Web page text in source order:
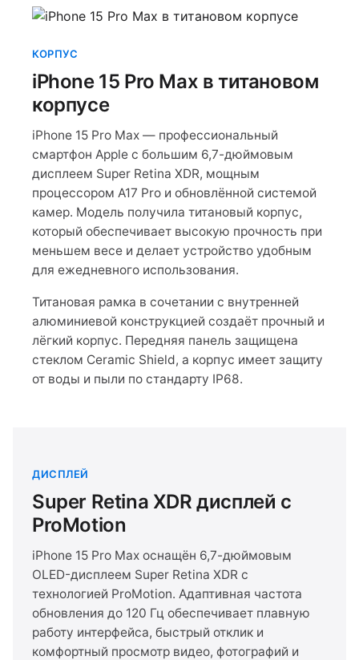
КОРПУС
iPhone 15 Pro Max в титановом
корпусе
iPhone 15 Pro Max — профессиональный
смартфон Apple с большим 6,7-дюймовым
дисплеем Super Retina XDR, мощным
процессором A17 Pro и обновлённой системой
камер. Модель получила титановый корпус,
который обеспечивает высокую прочность при
меньшем весе и делает устройство удобным
для ежедневного использования.
Титановая рамка в сочетании с внутренней
алюминиевой конструкцией создаёт прочный и
лёгкий корпус. Передняя панель защищена
стеклом Ceramic Shield, а корпус имеет защиту
от воды и пыли по стандарту IP68.
ДИСПЛЕЙ
Super Retina XDR дисплей с
ProMotion
iPhone 15 Pro Max оснащён 6,7-дюймовым
OLED-дисплеем Super Retina XDR с
технологией ProMotion. Адаптивная частота
обновления до 120 Гц обеспечивает плавную
работу интерфейса, быстрый отклик и
комфортный просмотр видео, фотографий и